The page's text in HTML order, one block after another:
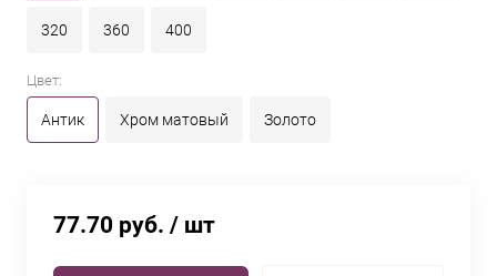
320 360 400
Цвет:
Антик Хром матовый Золото
77.70 руб. / шт